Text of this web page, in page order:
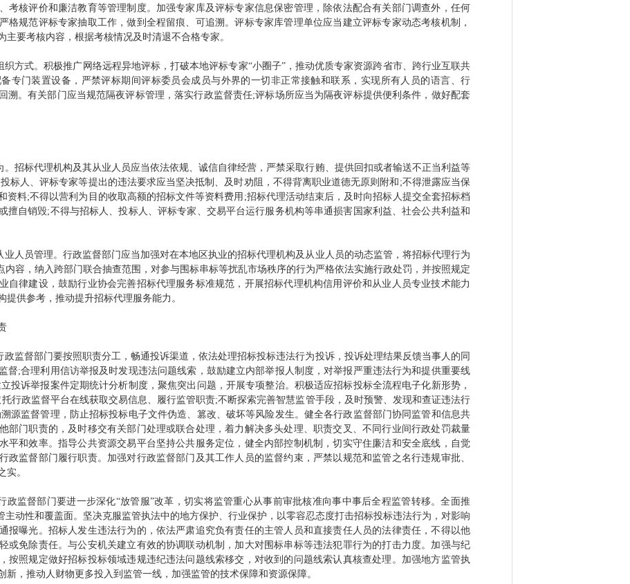
考核评价和廉洁教育等管理制度。加强专家库及评标专家信息保密管理，除依法配合有关部门调查外，任何
格规范评标专家抽取工作，做到全程留痕、可追溯。评标专家库管理单位应当建立评标专家动态考核机制，
要考核内容，根据考核情况及时清退不合格专家。
式。积极推广网络远程异地评标，打破本地评标专家“小圈子”，推动优质专家资源跨省市、跨行业互联共
专门装置设备，严禁评标期间评标委员会成员与外界的一切非正常接触和联系，实现所有人员的语言、行
溯。有关部门应当规范隔夜评标管理，落实行政监督责任;评标场所应当为隔夜评标提供便利条件，做好配套
标代理机构及其从业人员应当依法依规、诚信自律经营，严禁采取行贿、提供回扣或者输送不正当利益等
标人、评标专家等提出的违法要求应当坚决抵制、及时劝阻，不得背离职业道德无原则附和;不得泄露应当保
资料;不得以营利为目的收取高额的招标文件等资料费用;招标代理活动结束后，及时向招标人提交全套招标档
擅自销毁;不得与招标人、投标人、评标专家、交易平台运行服务机构等串通损害国家利益、社会公共利益和
员管理。行政监督部门应当加强对在本地区执业的招标代理机构及从业人员的动态监管，将招标代理行为
内容，纳入跨部门联合抽查范围，对参与围标串标等扰乱市场秩序的行为严格依法实施行政处罚，并按照规定
自律建设，鼓励行业协会完善招标代理服务标准规范，开展招标代理机构信用评价和从业人员专业技术能力
供参考，推动提升招标代理服务能力。
督部门要按照职责分工，畅通投诉渠道，依法处理招标投标违法行为投诉，投诉处理结果反馈当事人的同
督;合理利用信访举报及时发现违法问题线索，鼓励建立内部举报人制度，对举报严重违法行为和提供重要线
投诉举报案件定期统计分析制度，聚焦突出问题，开展专项整治。积极适应招标投标全流程电子化新形势，
行政监督平台在线获取交易信息、履行监管职责;不断探索完善智慧监管手段，及时预警、发现和查证违法行
源监督管理，防止招标投标电子文件伪造、篡改、破坏等风险发生。健全各行政监督部门协同监管和信息共
部门职责的，及时移交有关部门处理或联合处理，着力解决多头处理、职责交叉、不同行业间行政处罚裁量
平和效率。指导公共资源交易平台坚持公共服务定位，健全内部控制机制，切实守住廉洁和安全底线，自觉
政监督部门履行职责。加强对行政监督部门及其工作人员的监督约束，严禁以规范和监管之名行违规审批、
实。
督部门要进一步深化“放管服”改革，切实将监管重心从事前审批核准向事中事后全程监管转移。全面推
主动性和覆盖面。坚决克服监管执法中的地方保护、行业保护，以零容忍态度打击招标投标违法行为，对影响
报曝光。招标人发生违法行为的，依法严肃追究负有责任的主管人员和直接责任人员的法律责任，不得以他
或免除责任。与公安机关建立有效的协调联动机制，加大对围标串标等违法犯罪行为的打击力度。加强与纪
按照规定做好招标投标领域违规违纪违法问题线索移交，对收到的问题线索认真核查处理。加强地方监管执
新，推动人财物更多投入到监管一线，加强监管的技术保障和资源保障。